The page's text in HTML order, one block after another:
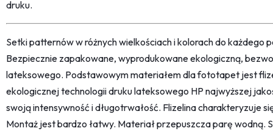
druku.
Setki patternów w różnych wielkościach i kolorach do każdego
Bezpiecznie zapakowane, wyprodukowane ekologiczną,
lateksowego. Podstawowym materiałem dla fototapet jest
ekologicznej technologii druku lateksowego HP najwyższej
swoją intensywność i długotrwałość. Flizelina charakteryzuje
Montaż jest bardzo łatwy. Materiał przepuszcza parę wodną.